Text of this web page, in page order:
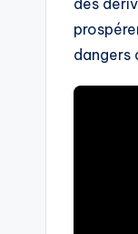
des
dangers